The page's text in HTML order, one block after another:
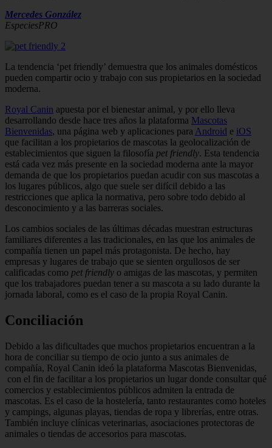
Mercedes González
EspeciesPRO
La tendencia ‘pet friendly’ demuestra que los animales domésticos
pueden compartir ocio y trabajo con sus propietarios en la sociedad
moderna.
Royal Canin apuesta por el bienestar animal, y por ello lleva
desarrollando desde hace tres años la plataforma Mascotas
Bienvenidas, una página web y aplicaciones para Android e iOS
que facilitan a los propietarios de mascotas la geolocalización de
establecimientos que siguen la filosofía pet friendly. Esta tendencia
está cada vez más presente en la sociedad moderna ante la mayor
demanda de que los propietarios puedan acudir con sus mascotas a
los lugares públicos, algo que suele ser difícil debido a las
restricciones que aplica la normativa, pero sobre todo debido al
desconocimiento y a las barreras sociales.
Los cambios sociales de las últimas décadas muestran estructuras
familiares diferentes a las tradicionales, en las que los animales de
compañía tienen un papel más protagonista. De hecho, hay
empresas y lugares de trabajo que se sienten orgullosos de ser
calificadas como pet friendly o amigas de las mascotas, y permiten
que los trabajadores puedan tener a su mascota a su lado durante la
jornada laboral, como es el caso de la propia Royal Canin.
Conciliación
Debido a las dificultades que muchos propietarios encuentran a la
hora de conciliar su tiempo de ocio junto a sus animales de
compañía, Royal Canin ideó la plataforma Mascotas Bienvenidas,
con el fin de facilitar a los propietarios un lugar donde consultar qué
comercios y establecimientos públicos admiten la entrada de
mascotas. Es el caso de la hostelería, tanto restaurantes como hoteles
y campings, algunas playas, tiendas de ropa y librerías, entre otras.
También incluye clínicas veterinarias, asociaciones protectoras de
animales o tiendas de accesorios para mascotas.